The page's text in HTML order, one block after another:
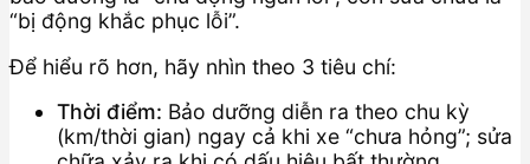
“bị động khắc phục lỗi”.
Để hiểu rõ hơn, hãy nhìn theo 3 tiêu chí:
Thời điểm: Bảo dưỡng diễn ra theo chu kỳ
(km/thời gian) ngay cả khi xe “chưa hỏng”; sửa